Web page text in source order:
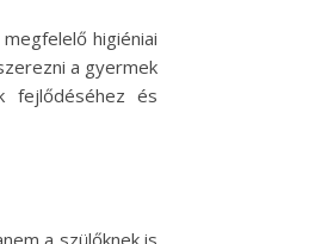
higiéniai
a gyermek
fejlődéséhez és
a szülőknek is